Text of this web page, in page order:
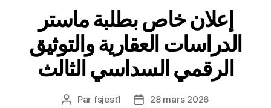
إعلان خاص بطلبة ماستر
الدراسات العقارية والتوثيق
الرقمي السداسي الثالث
Auteur
Par fsjest1
Date28 mars 2026